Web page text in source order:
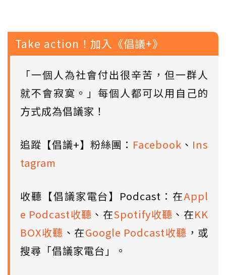
Take action！加入《倡議+》
「一個人為社會付出很辛苦，但一群人
就不會寂寞。」每個人都可以用自己的
方式成為倡議家！
追蹤【倡議+】粉絲團： Facebook 、 Ins
tagram
收聽【倡議家電台】Podcast：在Appl
e Podcast收聽 、在Spotify收聽 、在KK
BOX收聽 、在Google Podcast收聽 ，或
搜尋「倡議家電台」。